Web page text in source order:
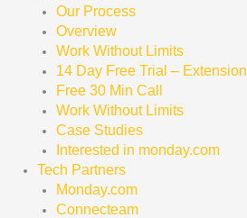
Our Process
Overview
Work Without Limits
14 Day Free Trial – Extension
Free 30 Min Call
Work Without Limits
Case Studies
Interested in monday.com
Tech Partners
Monday.com
Connecteam